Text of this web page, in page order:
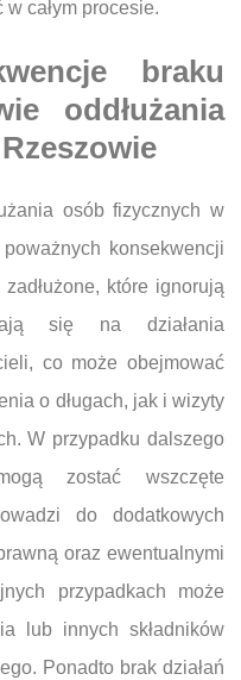
całym procesie.
braku
oddłużania
osób fizycznych w
konsekwencji
które ignorują
się na działania
co może obejmować
o długach, jak i wizyty
W przypadku dalszego
zostać wszczęte
do dodatkowych
oraz ewentualnymi
przypadkach może
lub innych składników
Ponadto brak działań